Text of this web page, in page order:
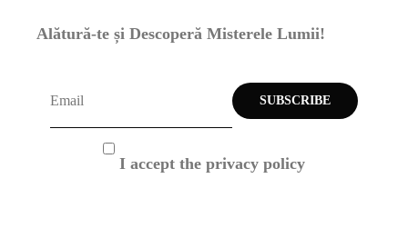
Alătură-te și Descoperă Misterele Lumii!
I accept the privacy policy